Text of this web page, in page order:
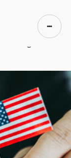
日号（5月19